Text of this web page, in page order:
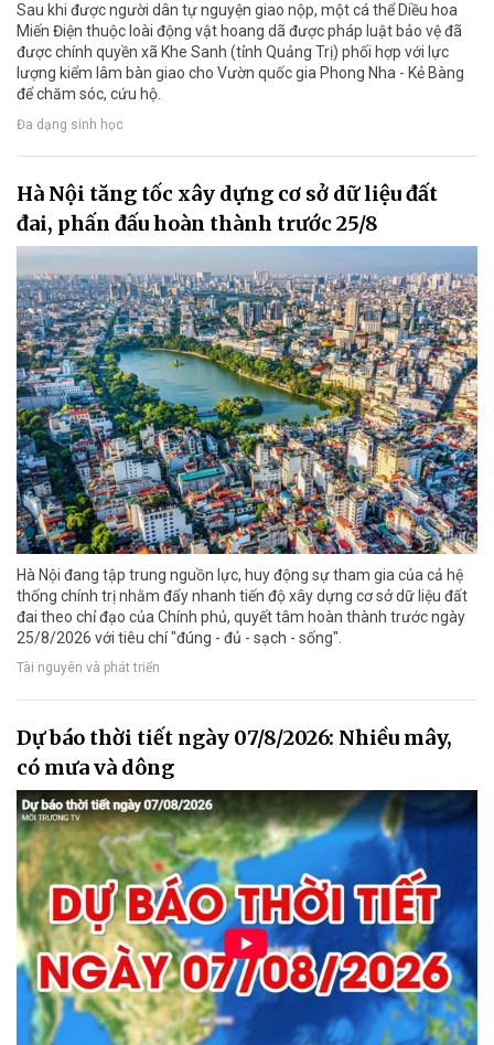
Sau khi được người dân tự nguyện giao nộp, một cá thể Diều hoa
Miến Điện thuộc loài động vật hoang dã được pháp luật bảo vệ đã
được chính quyền xã Khe Sanh (tỉnh Quảng Trị) phối hợp với lực
lượng kiểm lâm bàn giao cho Vườn quốc gia Phong Nha - Kẻ Bàng
để chăm sóc, cứu hộ.
Đa dạng sinh học
Hà Nội tăng tốc xây dựng cơ sở dữ liệu đất
đai, phấn đấu hoàn thành trước 25/8
Hà Nội đang tập trung nguồn lực, huy động sự tham gia của cả hệ
thống chính trị nhằm đẩy nhanh tiến độ xây dựng cơ sở dữ liệu đất
đai theo chỉ đạo của Chính phủ, quyết tâm hoàn thành trước ngày
25/8/2026 với tiêu chí "đúng - đủ - sạch - sống".
Tài nguyên và phát triển
Dự báo thời tiết ngày 07/8/2026: Nhiều mây,
có mưa và dông